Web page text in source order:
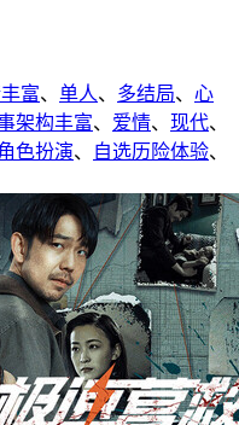
富、 单人、 多结局、 心
架构丰富、 爱情、 现代、
色扮演、 自选历险体验、